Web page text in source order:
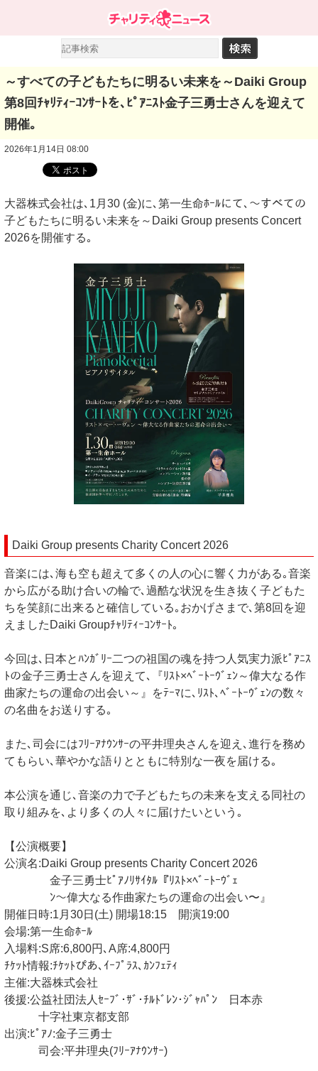
～すべての子どもたちに明るい未来を～Daiki Group
第8回ﾁｬﾘﾃｨｰｺﾝｻｰﾄを､ﾋﾟｱﾆｽﾄ金子三勇士さんを迎えて
開催｡
2026年1月14日 08:00
大器株式会社は､1月30 (金)に､第一生命ﾎｰﾙにて､～すべての
子どもたちに明るい未来を～Daiki Group presents Concert
2026を開催する｡
Daiki Group presents Charity Concert 2026
音楽には､海も空も超えて多くの人の心に響く力がある｡音楽
から広がる助け合いの輪で､過酷な状況を生き抜く子どもた
ちを笑顔に出来ると確信している｡おかげさまで､第8回を迎
えましたDaiki Groupﾁｬﾘﾃｨｰｺﾝｻｰﾄ｡
今回は､日本とﾊﾝｶﾞﾘｰ二つの祖国の魂を持つ人気実力派ﾋﾟｱﾆｽ
ﾄの金子三勇士さんを迎えて､『ﾘｽﾄ×ﾍﾞｰﾄｰｳﾞｪﾝ～偉大なる作
曲家たちの運命の出会い～』をﾃｰﾏに､ﾘｽﾄ､ﾍﾞｰﾄｰｳﾞｪﾝの数々
の名曲をお送りする｡
また､司会にはﾌﾘｰｱﾅｳﾝｻｰの平井理央さんを迎え､進行を務め
てもらい､華やかな語りとともに特別な一夜を届ける｡
本公演を通じ､音楽の力で子どもたちの未来を支える同社の
取り組みを､より多くの人々に届けたいという｡
【公演概要】
公演名:Daiki Group presents Charity Concert 2026
金子三勇士ﾋﾟｱﾉﾘｻｲﾀﾙ『ﾘｽﾄ×ﾍﾞｰﾄｰｳﾞｪ
ﾝ〜偉大なる作曲家たちの運命の出会い〜』
開催日時:1月30日(土) 開場18:15 開演19:00
会場:第一生命ﾎｰﾙ
入場料:S席:6,800円､A席:4,800円
ﾁｹｯﾄ情報:ﾁｹｯﾄぴあ､ｲｰﾌﾟﾗｽ､ｶﾝﾌｪﾃｨ
主催:大器株式会社
後援:公益社団法人ｾｰﾌﾞ･ｻﾞ･ﾁﾙﾄﾞﾚﾝ･ｼﾞｬﾊﾟﾝ 日本赤
十字社東京都支部
出演:ﾋﾟｱﾉ:金子三勇士
司会:平井理央(ﾌﾘｰｱﾅｳﾝｻｰ)